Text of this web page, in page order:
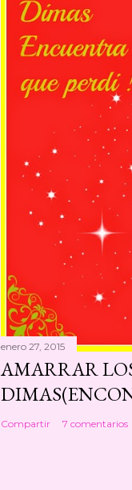
enero 27, 2015
AMARRAR
Compartir 7 comentarios